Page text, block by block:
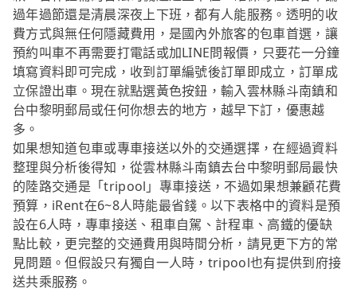
過年過節還是清晨深夜上下班，都有人能服務。透明的收
費方式與無任何隱藏費用，是國內外旅客的包車首選，讓
預約叫車不再需要打電話或加LINE問報價，只要花一分鐘
填寫資料即可完成，收到訂單編號後訂單即成立，訂單成
立保證出車。現在就點選黃色按鈕，輸入雲林縣斗南鎮和
台中黎明郵局或任何你想去的地方，越早下訂，優惠越
多。
如果想知道包車或專車接送以外的交通選擇，在經過資料
整理與分析後得知，從雲林縣斗南鎮去台中黎明郵局最快
的陸路交通是「tripool」專車接送，不過如果想兼顧花費
預算，iRent在6~8人時能最省錢。以下表格中的資料是預
設在6人時，專車接送、租車自駕、計程車、高鐵的優缺
點比較，更完整的交通費用與時間分析，請見更下方的常
見問題。但假設只有獨自一人時，tripool也有提供到府接
送共乘服務。